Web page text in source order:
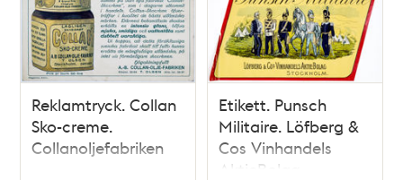
Reklamtryck. Collan
Sko-creme.
Collanoljefabriken
Etikett. Punsch
Militaire. Löfberg &
Cos Vinhandels
AktieBolag